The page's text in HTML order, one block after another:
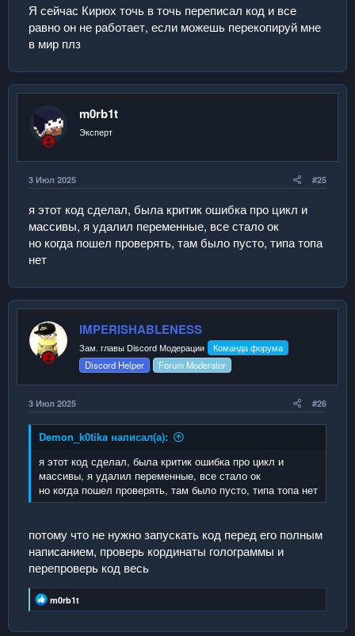
Я сейчас Кирюх точь в точь переписал код и все
равно он не работает, если можешь перекопируй мне
в мир плз
m0rb1t
Эксперт
3 Июл 2025 #25
я этот код сделал, была критик ошибка про цикл и
массивы, я удалил переменные, все стало ок
но когда пошел проверять, там было пусто, типа топа
нет
IMPERISHABLENESS
Зам. главы Discord Модерации
Команда форума
Discord Helper
Forum Moderator
3 Июл 2025 #26
Demon_k0tika написал(а):
я этот код сделал, была критик ошибка про цикл и
массивы, я удалил переменные, все стало ок
но когда пошел проверять, там было пусто, типа топа нет
потому что не нужно запускать код перед его полным
написанием, проверь кординаты голограммы и
перепроверь код весь
Р
е
m0rb1t